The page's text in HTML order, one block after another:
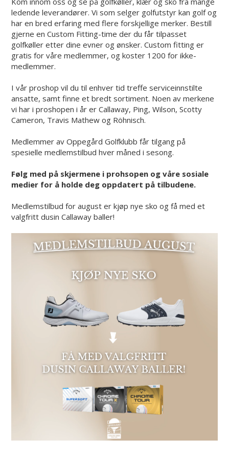
ledende leverandører. Vi som selger golfutstyr kan golf og
har en bred erfaring med flere forskjellige merker. Bestill
gjerne en Custom Fitting-time der du får tilpasset
golfkøller etter dine evner og ønsker. Custom fitting er
gratis for våre medlemmer, og koster 1200 for ikke-
medlemmer.
I vår proshop vil du til enhver tid treffe serviceinnstilte
ansatte, samt finne et bredt sortiment. Noen av merkene
vi har i proshopen i år er Callaway, Ping, Wilson, Scotty
Cameron, Travis Mathew og Röhnisch.
Medlemmer av Oppegård Golfklubb får tilgang på
spesielle medlemstilbud hver måned i sesong.
Følg med på skjermene i prohsopen og våre sosiale
medier for å holde deg oppdatert på tilbudene.
Medlemstilbud for august er kjøp nye sko og få med et
valgfritt dusin Callaway baller!